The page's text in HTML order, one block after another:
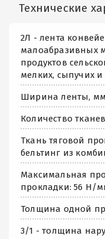
Технические
2Л - лента
малоабразивных
продуктов
мелких, сыпучих
Ширина ленты, мм:
Количество
Ткань тяговой
бельтинг из
Максимальная
прокладки: 56 Н/
Толщина одной
3/1 - толщина